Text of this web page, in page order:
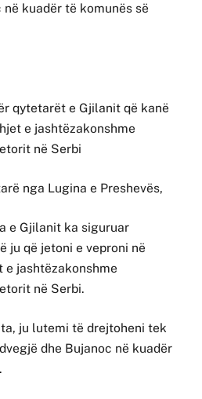
kuadër të komunës së
qytetarët e Gjilanit që kanë
e jashtëzakonshme
në Serbi
nga Lugina e Preshevës,
e Gjilanit ka siguruar
ju që jetoni e veproni në
e jashtëzakonshme
në Serbi.
ju lutemi të drejtoheni tek
dhe Bujanoc në kuadër